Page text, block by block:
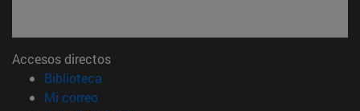
Accesos directos
Biblioteca
Mi correo(abre en nueva ventana)